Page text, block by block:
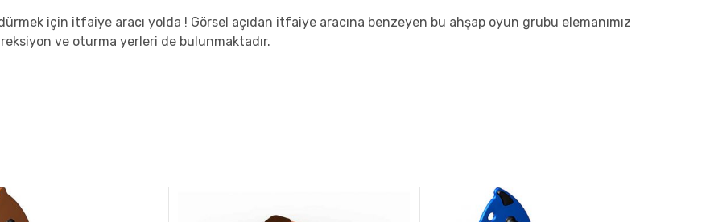
için itfaiye aracı yolda ! Görsel açıdan itfaiye aracına benzeyen bu ahşap oyun grubu elemanımız
ve oturma yerleri de bulunmaktadır.